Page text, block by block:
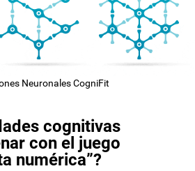
Neuronales CogniFit
cognitivas
con el juego
numérica”?